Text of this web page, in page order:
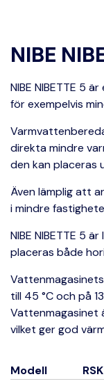
NIBE
NIBE NIBETTE 5
för exempelvis
direkta mindre
den kan placeras
Även lämplig att
i mindre
NIBE NIBETTE 5
placeras både
till 45 °C och på
Vattenmagasinet
vilket ger god
Modell